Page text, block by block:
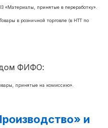
«Материалы, принятые в переработку».
в розничной торговле (в НТТ по
ФИФО:
принятые на комиссию».
и